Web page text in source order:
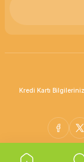
Kredi Kartı